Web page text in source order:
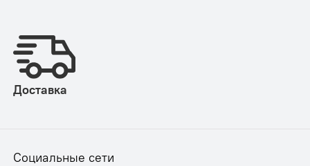
Доставка
Социальные сети